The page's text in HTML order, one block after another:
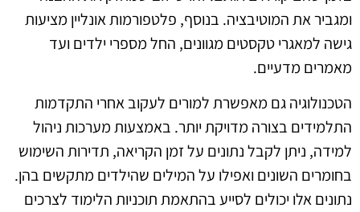
ומגביר את המוטיבציה. בנוסף, פלטפורמות אונליין מציעות
גישה למאגרי טקסטים מגוונים, החל מספרי ילדים ועד
מאמרים מדעיים.
הטכנולוגיה גם מאפשרת למורים לעקוב אחרי התקדמות
התלמידים בצורה מדויקת יותר. באמצעות מערכות ניהול
למידה, ניתן לקבל נתונים על זמן הקריאה, תדירות השימוש
בחומרים השונים ואפילו על המילים שהילדים מתקשים בהן.
נתונים אלו יכולים לסייע בהתאמת תוכניות הלימוד לצרכים